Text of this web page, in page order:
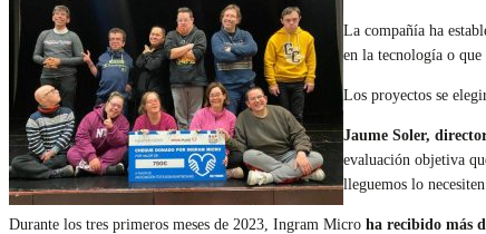
La compañía ha
en la tecnología o
Los proyectos se
Jaume Soler,
evaluación objetiva
lleguemos lo
Durante los tres primeros meses de 2023, Ingram Micro ha recibido más